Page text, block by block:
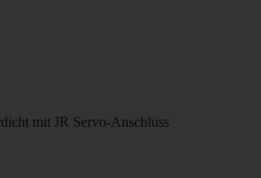
mit JR Servo-Anschluss